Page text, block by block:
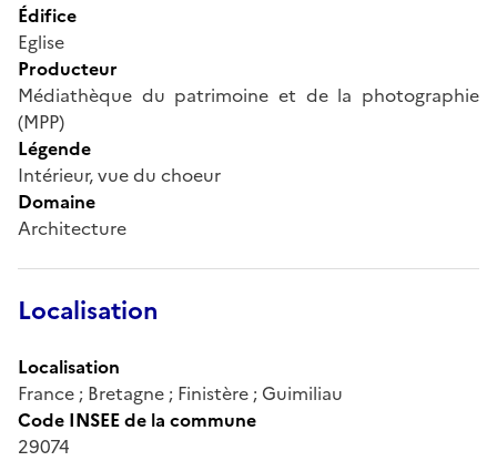
Édifice
Eglise
Producteur
Médiathèque du patrimoine et de la photographie
(MPP)
Légende
Intérieur, vue du choeur
Domaine
Architecture
Localisation
Localisation
France ; Bretagne ; Finistère ; Guimiliau
Code INSEE de la commune
29074